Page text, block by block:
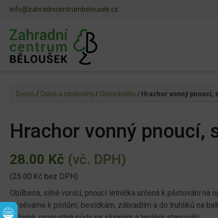
info@zahradnicentrumbelousek.cz
Domů / Osiva a cibuloviny / Osiva květin / Hrachor vonný pnoucí,
Hrachor vonný pnoucí,
28.00 Kč (vč. DPH)
(25.00 Kč bez DPH)
Oblíbená, silně vonící, pnoucí letnička určená k pěstování na
Vyséváme k plotům, besídkám, zábradlím a do truhlíků na